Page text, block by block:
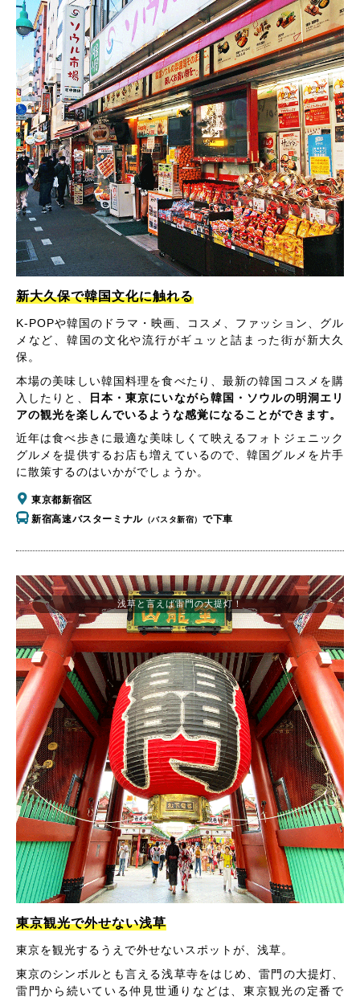
新大久保で韓国文化に触れる
K-POPや韓国のドラマ・映画、コスメ、ファッション、グル
メなど、韓国の文化や流行がギュッと詰まった街が新大久
保。
本場の美味しい韓国料理を食べたり、最新の韓国コスメを購
入したりと、
日本・東京にいながら韓国・ソウルの明洞エリ
アの観光を楽しんでいるような感覚になることができます。
近年は食べ歩きに最適な美味しくて映えるフォトジェニック
グルメを提供するお店も増えているので、韓国グルメを片手
に散策するのはいかがでしょうか。
東京都新宿区
新宿高速バスターミナル（バスタ新宿） で下車
東京観光で外せない浅草
東京を観光するうえで外せないスポットが、浅草。
東京のシンボルとも言える浅草寺をはじめ、雷門の大提灯、
雷門から続いている仲見世通りなどは、東京観光の定番で
浅草と言えば雷門の大提灯！